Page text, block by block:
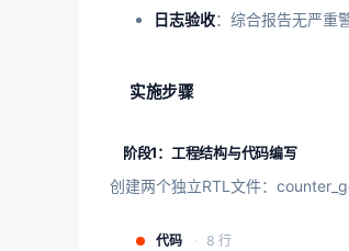
日志验收：综合报告无严重
实施步骤
阶段1：工程结构与代码编写
创建两个独立RTL文件：
代码 8 行